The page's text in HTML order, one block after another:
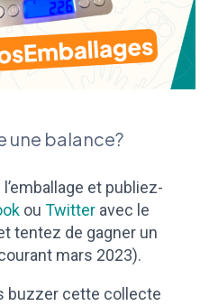
une balance?
et publiez-
ou Twitteravec le
tentez de gagner un
mars 2023).
buzzer cette collecte